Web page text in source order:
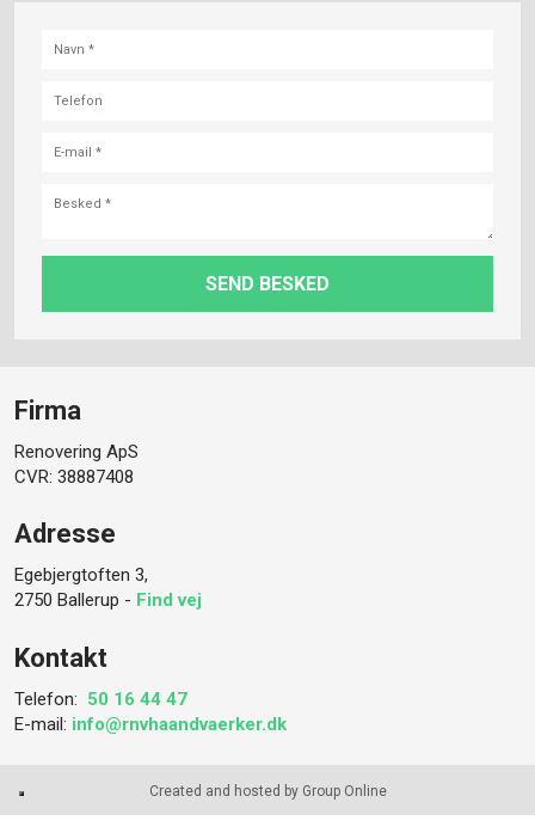
Firma
Renovering ApS
CVR: 38887408
Adresse
Egebjergtoften 3,
2750 Ballerup - Find vej
Kontakt
Telefon: ​ 50 16 44 47
E-mail: info@rnvhaandvaerker.dk
Created and hosted by Group Online